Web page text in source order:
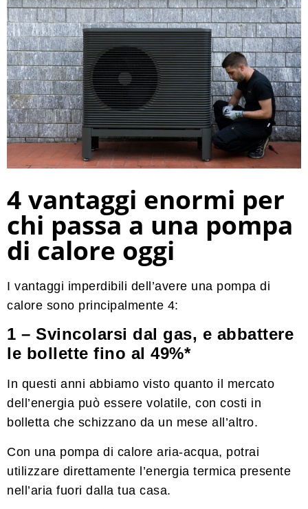
4 vantaggi enormi per
chi passa a una pompa
di calore oggi
I vantaggi imperdibili dell’avere una pompa di
calore sono principalmente 4:
1 – Svincolarsi dal gas, e abbattere
le bollette fino al 49%*
In questi anni abbiamo visto quanto il mercato
dell’energia può essere volatile, con costi in
bolletta che schizzano da un mese all’altro.
Con una pompa di calore aria-acqua, potrai
utilizzare direttamente l’energia termica presente
nell’aria fuori dalla tua casa.